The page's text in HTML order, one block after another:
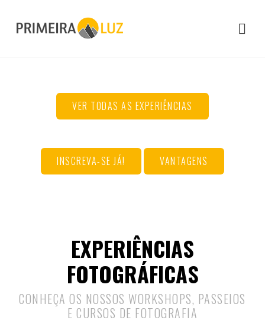
VER TODAS AS EXPERIÊNCIAS
INSCREVA-SE JÁ! VANTAGENS
EXPERIÊNCIAS
FOTOGRÁFICAS
CONHEÇA OS NOSSOS WORKSHOPS, PASSEIOS
E CURSOS DE FOTOGRAFIA